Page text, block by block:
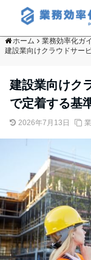
ホーム 業務効率化ガ
建設業向けクラウドサー
建設業向けク
で定着する基
2026年7月13日